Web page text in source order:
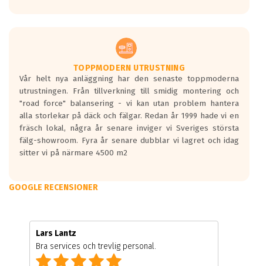
TOPPMODERN UTRUSTNING
Vår helt nya anläggning har den senaste toppmoderna
utrustningen. Från tillverkning till smidig montering och
"road force" balansering - vi kan utan problem hantera
alla storlekar på däck och fälgar. Redan år 1999 hade vi en
fräsch lokal, några år senare inviger vi Sveriges största
fälg-showroom. Fyra år senare dubblar vi lagret och idag
sitter vi på närmare 4500 m2
GOOGLE RECENSIONER
Lars Lantz
Bra services och trevlig personal.